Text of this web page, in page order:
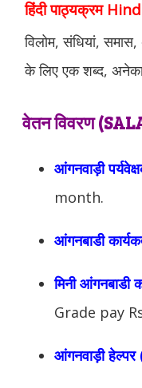
हिंदी पाठ्यक्रम
विलोम, संधियां, समास,
के लिए एक शब्द,
वेतन विवरण
आंगनवाड़ी
month.
आंगनबाडी
मिनी
Grade pay
आंगनवाड़ी